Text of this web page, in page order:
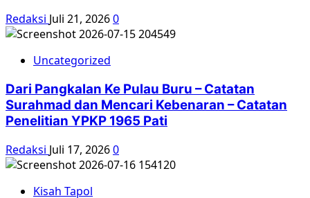
Redaksi Juli 21, 20260
Uncategorized
Dari Pangkalan Ke Pulau Buru – Catatan
Surahmad dan Mencari Kebenaran – Catatan
Penelitian YPKP 1965 Pati
Redaksi Juli 17, 20260
Kisah Tapol